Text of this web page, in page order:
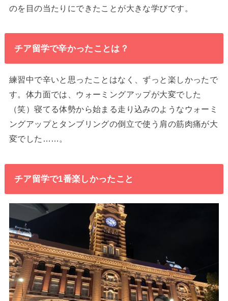
のを目の当たりにできたことが大きな学びです。
チア留学で辛かったことは？
練習中で辛いと思ったことはなく、ずっと楽しかったで
す。体力面では、ウォーミングアップが大変でした
（笑）寝てる体勢から始まる走り込みのようなウォーミ
ングアップとタンブリングの倒立で使う肩の筋肉痛が大
変でした……。
チア留学で1番楽しかったこと